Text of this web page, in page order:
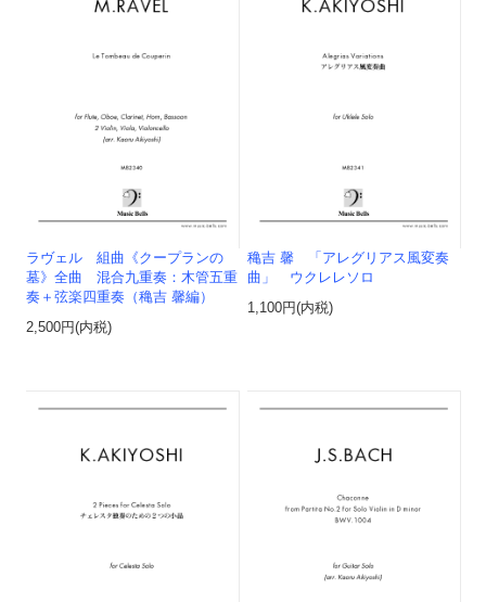
ラヴェル 組曲《クープランの
墓》全曲 混合九重奏：木管五重
奏＋弦楽四重奏（穐吉 馨編）
2,500円(内税)
穐吉 馨 「アレグリアス風変奏
曲」 ウクレレソロ
1,100円(内税)